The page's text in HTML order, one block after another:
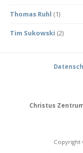
Thomas Ruhl (1)
Tim Sukowski (2)
Christus
Copyright